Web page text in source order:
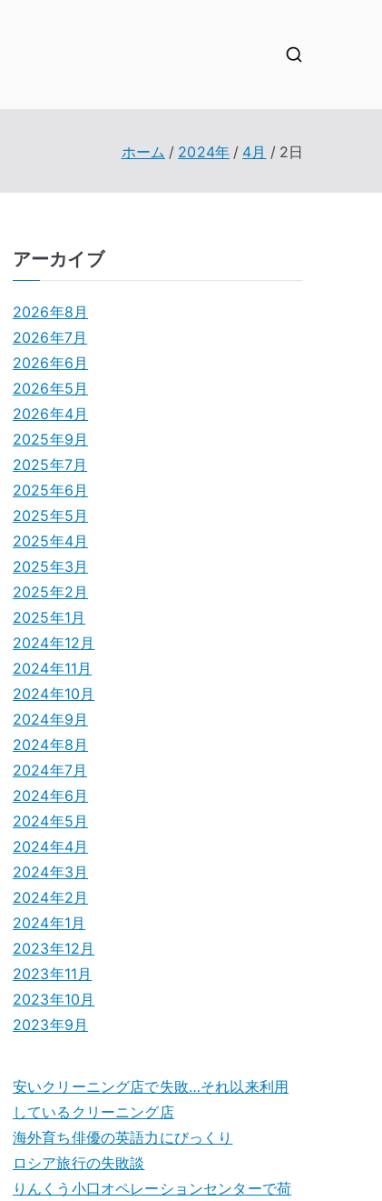
ホーム 2024年 4月 2日
アーカイブ
2026年8月
2026年7月
2026年6月
2026年5月
2026年4月
2025年9月
2025年7月
2025年6月
2025年5月
2025年4月
2025年3月
2025年2月
2025年1月
2024年12月
2024年11月
2024年10月
2024年9月
2024年8月
2024年7月
2024年6月
2024年5月
2024年4月
2024年3月
2024年2月
2024年1月
2023年12月
2023年11月
2023年10月
2023年9月
安いクリーニング店で失敗…それ以来利用
しているクリーニング店
海外育ち俳優の英語力にびっくり
ロシア旅行の失敗談
りんくう小口オペレーションセンターで荷